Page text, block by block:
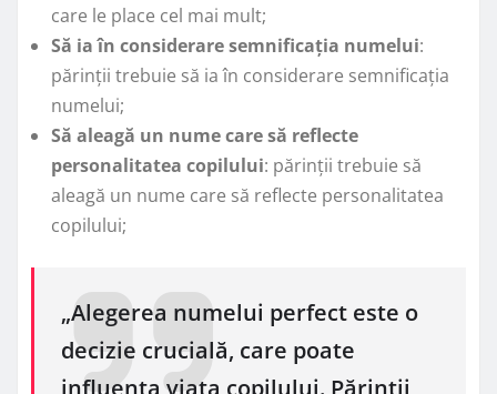
care le place cel mai mult;
Să ia în considerare semnificația numelui:
părinții trebuie să ia în considerare semnificația
numelui;
Să aleagă un nume care să reflecte
personalitatea copilului: părinții trebuie să
aleagă un nume care să reflecte personalitatea
copilului;
„Alegerea numelui perfect este o
decizie crucială, care poate